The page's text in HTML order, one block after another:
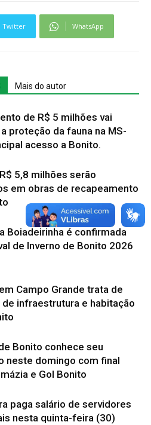
Twitter WhatsApp
Mais do autor
de R$ 5 milhões vai
proteção da fauna na MS-
acesso a Bonito.
5,8 milhões serão
em obras de recapeamento
Boiadeirinha é confirmada
de Inverno de Bonito 2026
Campo Grande trata de
infraestrutura e habitação
Bonito conhece seu
neste domingo com final
e Gol Bonito
paga salário de servidores
nesta quinta-feira (30)